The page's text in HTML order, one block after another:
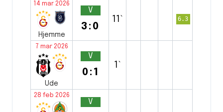
14 mar 2026
Hjemme
V
3:0
11` 6.3
7 mar 2026
Ude
V
0:1
1`
28 feb 2026
V